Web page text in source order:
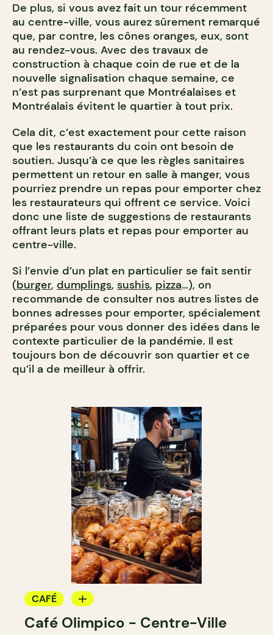
De plus, si vous avez fait un tour récemment
au centre-ville, vous aurez sûrement remarqué
que, par contre, les cônes oranges, eux, sont
au rendez-vous. Avec des travaux de
construction à chaque coin de rue et de la
nouvelle signalisation chaque semaine, ce
n’est pas surprenant que Montréalaises et
Montréalais évitent le quartier à tout prix.
Cela dit, c’est exactement pour cette raison
que les restaurants du coin ont besoin de
soutien. Jusqu’à ce que les règles sanitaires
permettent un retour en salle à manger, vous
pourriez prendre un repas pour emporter chez
les restaurateurs qui offrent ce service. Voici
donc une liste de suggestions de restaurants
offrant leurs plats et repas pour emporter au
centre-ville.
Si l’envie d’un plat en particulier se fait sentir
(burger, dumplings, sushis, pizza…), on
recommande de consulter nos autres listes de
bonnes adresses pour emporter, spécialement
préparées pour vous donner des idées dans le
contexte particulier de la pandémie. Il est
toujours bon de découvrir son quartier et ce
qu’il a de meilleur à offrir.
CAFÉ
COMPTOIR
Café Olimpico - Centre-Ville